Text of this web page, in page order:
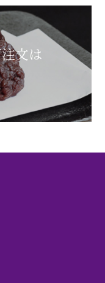
文は